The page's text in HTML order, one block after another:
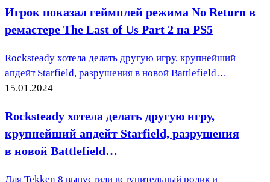
Игрок показал геймплей режима No Return в
ремастере The Last of Us Part 2 на PS5
Rocksteady хотела делать другую игру, крупнейший
апдейт Starfield, разрушения в новой Battlefield…
15.01.2024
Rocksteady хотела делать другую игру,
крупнейший апдейт Starfield, разрушения
в новой Battlefield…
Для Tekken 8 выпустили вступительный ролик и